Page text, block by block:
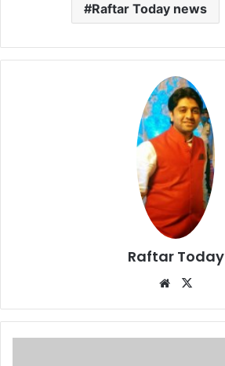
Raftar Today news
Raftar Today
Website